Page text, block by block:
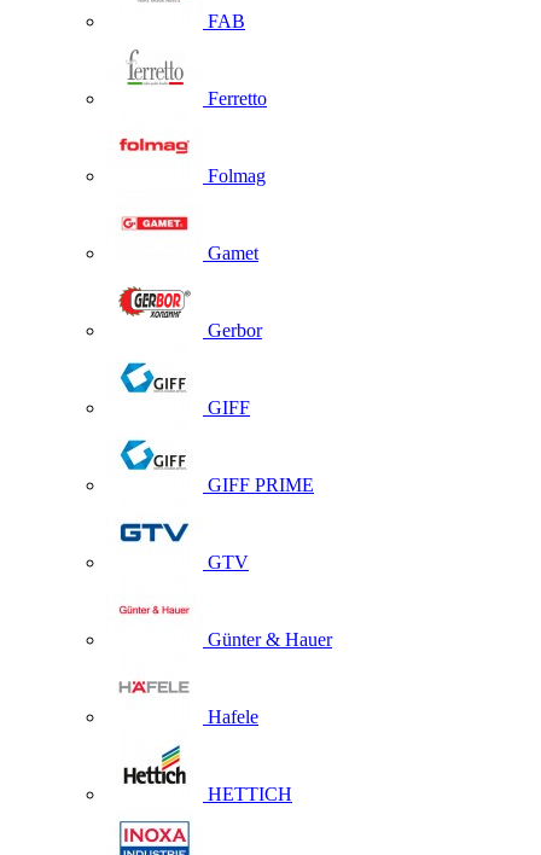
FAB
Ferretto
Folmag
Gamet
Gerbor
GIFF
GIFF PRIME
GTV
Günter & Hauer
Hafele
HETTICH